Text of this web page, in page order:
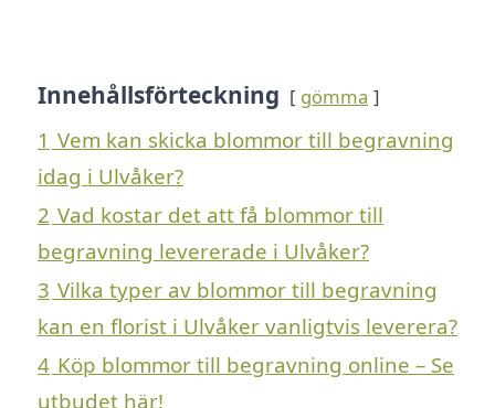
Innehållsförteckning gömma
1 Vem kan skicka blommor till begravning
idag i Ulvåker?
2 Vad kostar det att få blommor till
begravning levererade i Ulvåker?
3 Vilka typer av blommor till begravning
kan en florist i Ulvåker vanligtvis leverera?
4 Köp blommor till begravning online – Se
utbudet här!